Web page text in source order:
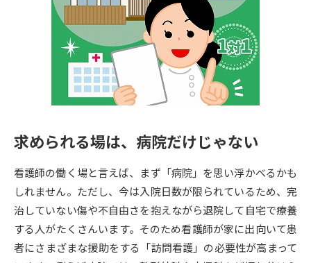
専門学校の資料請求 大学院の資料請求
留学・進学関連、塾・予備校
大学入学共通テスト「受験案
内」の請求
大学入学共通テスト「受験上の
配慮案内」の請求
高等学校卒業程度認定試験
幼稚園教員資格認定試験 小学校教員資格認定試験
高等学校（情報）教員資格認定
試験
大学研究 大学検索
求められる場は、病院だけじゃない
看護師の働く場と言えば、まず「病院」を思い浮かべるかも
しれません。ただし、今は入院日数が限られているため、完
治していない傷や不自由さを抱えながら退院して自宅で療養
する人がたくさんいます。そのため看護師が家に出向いて患
者にさまざまな援助をする「訪問看護」の必要性が高まって